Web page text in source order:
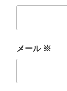
メール ※